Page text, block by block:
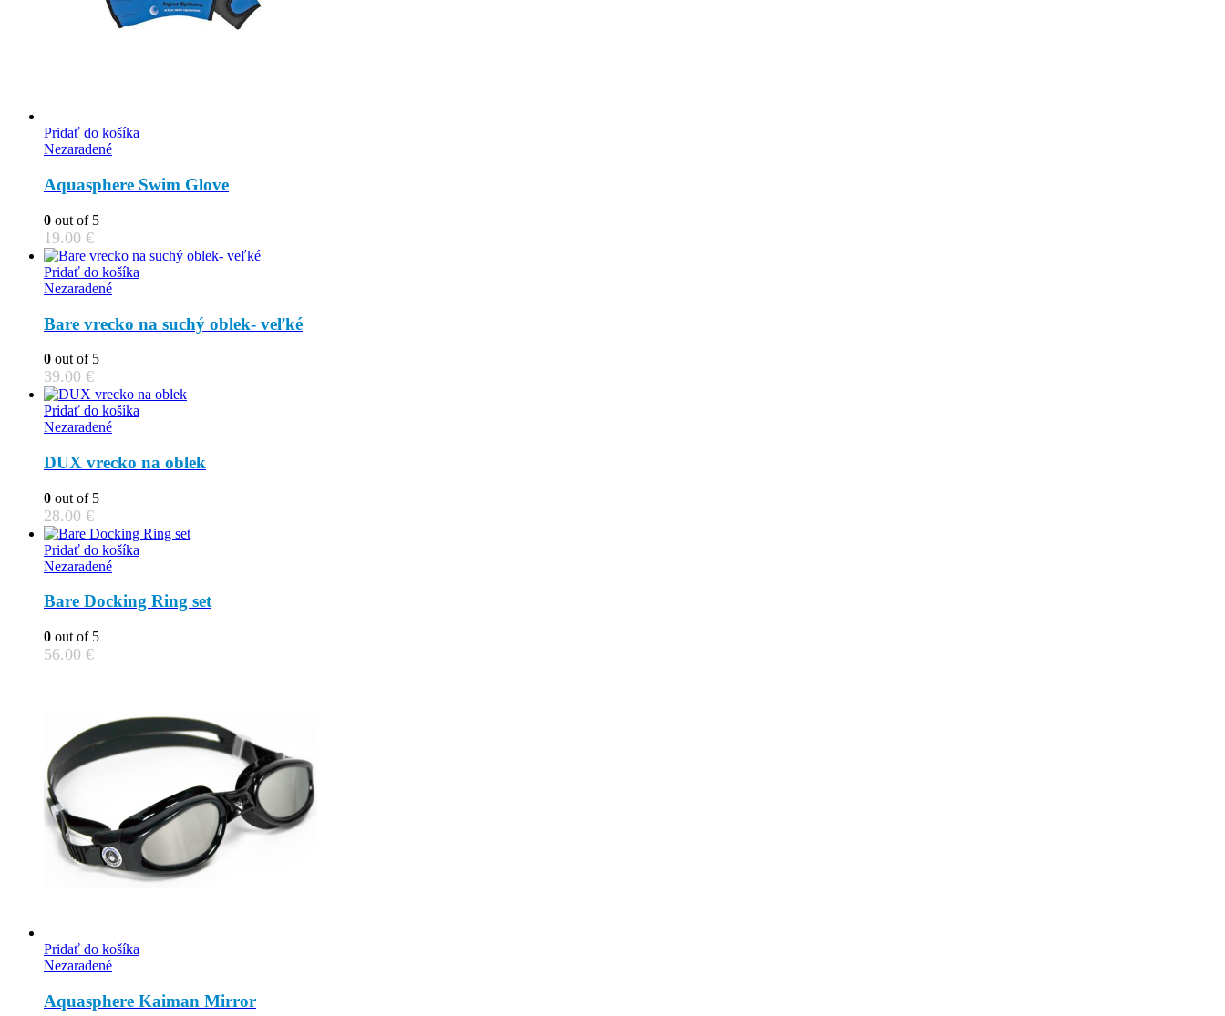
Pridať do košíka
Nezaradené
Aquasphere Swim Glove
0 out of 5
19.00 €
Pridať do košíka
Nezaradené
Bare vrecko na suchý oblek- veľké
0 out of 5
39.00 €
Pridať do košíka
Nezaradené
DUX vrecko na oblek
0 out of 5
28.00 €
Pridať do košíka
Nezaradené
Bare Docking Ring set
0 out of 5
56.00 €
Pridať do košíka
Nezaradené
Aquasphere Kaiman Mirror